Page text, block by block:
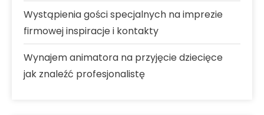
Wystąpienia gości specjalnych na imprezie
firmowej inspiracje i kontakty
Wynajem animatora na przyjęcie dziecięce
jak znaleźć profesjonalistę